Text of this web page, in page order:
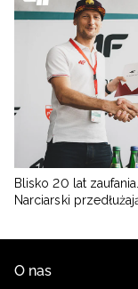
Blisko 20 lat
Narciarski
O nas